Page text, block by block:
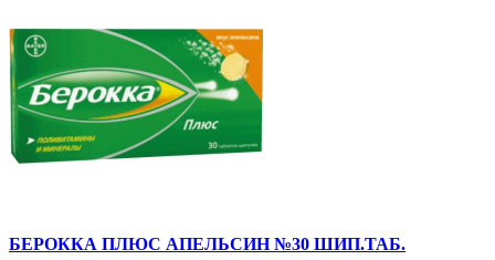
БЕРОККА ПЛЮС АПЕЛЬСИН №30 ШИП.ТАБ.